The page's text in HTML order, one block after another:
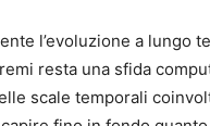
l’evoluzione a lungo
resta una sfida
scale temporali